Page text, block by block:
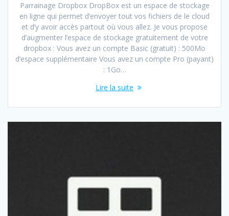
Parrainage Dropbox DropBox est un espace de stockage
en ligne qui permet d’envoyer tout vos fichiers de le cloud
et d’y avoir accès partout où vous allez. Je vous propose
d’augmenter l’espace de stockage gratuitement de votre
dropbox : Vous avez un compte Basic (gratuit) : 500Mo
d’espace supplémentaire Vous avez un compte Pro (payant)
: 1Go…
Lire la suite